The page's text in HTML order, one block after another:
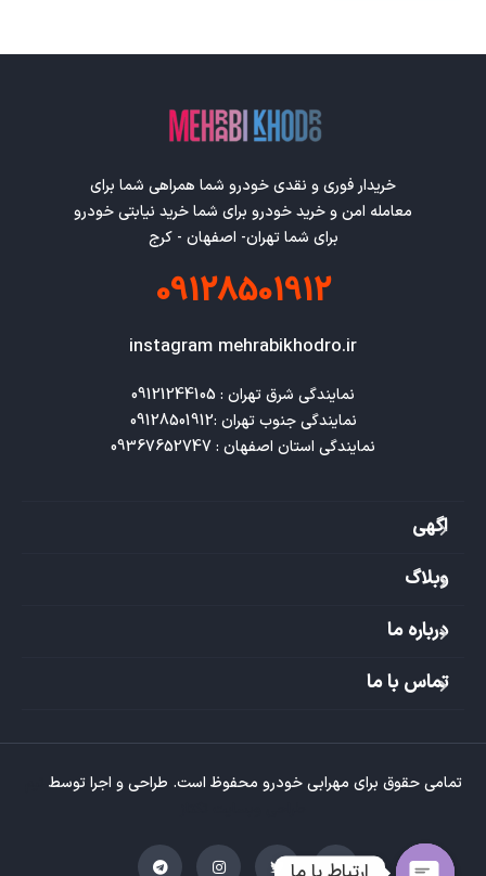
خریدار فوری و نقدی خودرو شما همراهی شما برای
معامله امن و خرید خودرو برای شما خرید نیابتی خودرو
برای شما تهران- اصفهان - کرج
09128501912
instagram mehrabikhodro.ir
نمایندگی استان اصفهان : 09367652747
اگهی
وبلاگ
درباره ما
تماس با ما
تمامی حقوق برای مهرابی خودرو محفوظ است. طراحی و اجرا توسط